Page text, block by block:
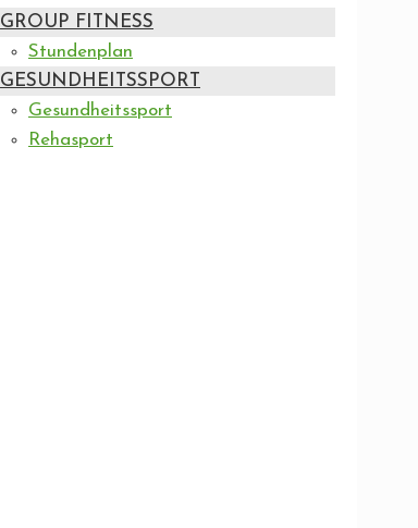
GROUP FITNESS
Stundenplan
GESUNDHEITSSPORT
Gesundheitssport
Rehasport